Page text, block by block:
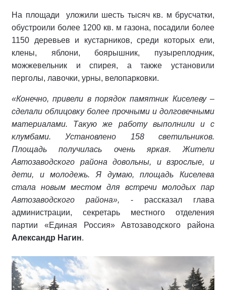
На площади
уложили шесть тысяч кв. м брусчатки,
обустроили более 1200 кв. м газона, посадили более
1150 деревьев и кустарников, среди которых ели,
клены, яблони, боярышник, пузыреплодник,
можжевельник и спирея, а также установили
перголы, лавочки, урны, велопарковки.
«Конечно, привели в порядок памятник Киселеву –
сделали облицовку более прочными и долговечными
материалами. Такую же работу выполнили и с
клумбами. Установлено 158 светильников.
Площадь получилась очень яркая. Жители
Автозаводского района довольны, и взрослые, и
дети, и молодежь. Я думаю, площадь Киселева
стала новым местом для встречи молодых пар
Автозаводского района», - рассказал глава
администрации, секретарь местного отделения
партии «Единая Россия» Автозаводского района
Александр Нагин.